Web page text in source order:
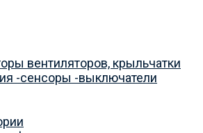
вентиляторов, крыльчатки
-сенсоры -выключатели